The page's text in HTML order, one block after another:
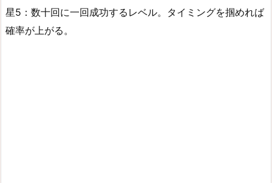
星5：数十回に一回成功するレベル。タイミングを掴めれば
確率が上がる。